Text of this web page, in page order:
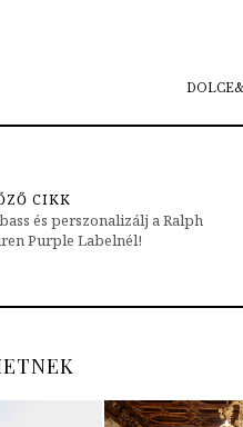
CIKK
és perszonalizálj a Ralph
Purple Labelnél!